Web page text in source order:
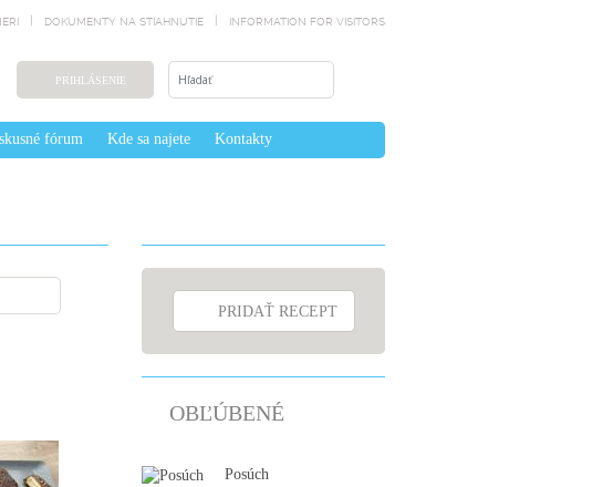
DOKUMENTY NA STIAHNUTIE INFORMATION FOR VISITORS
PRIHLÁSENIE
fórum Kde sa najete Kontakty
PRIDAŤ RECEPT
OBĽÚBENÉ
Posúch